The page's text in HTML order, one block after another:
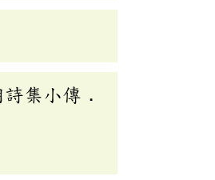
集小傳．